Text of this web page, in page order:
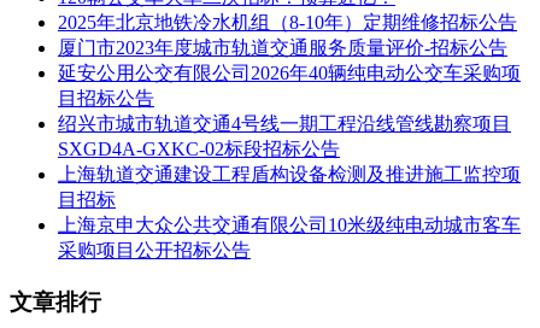
工期：1736 日历天
合同估算价：8000.0 万元
招标范围： 盖下：包括但不限于，车辆段设计服务：房屋、
段场设备、附属工程、培训中心、司机/员工公寓等单体(如有)
以及本标段相关配套项目的设计工作，含方案设计、初步设计
及概算、招标设计、施工图设计(含设计联络、深化设计)、绿
色建筑专项咨询、站城联动等全过程设计(含深化设计)工作以
及其设计相关的咨询服务工作;施工配合以及后续服务(包括施
验收及试运营、项目结算以及缺陷责任期配合等相关服务);项
2025年北京地铁冷水机组（8-10年）定期维修招标公告
厦门市2023年度城市轨道交通服务质量评价-招标公告
延安公用公交有限公司2026年40辆纯电动公交车采购项
目招标公告
绍兴市城市轨道交通4号线一期工程沿线管线勘察项目
SXGD4A-GXKC-02标段招标公告
上海轨道交通建设工程盾构设备检测及推进施工监控项
目招标
上海京申大众公共交通有限公司10米级纯电动城市客车
采购项目公开招标公告
文章排行